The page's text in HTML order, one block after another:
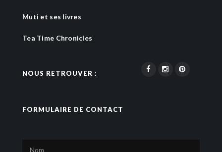
Muti et ses livres
Tea Time Chronicles
NOUS RETROUVER :
FORMULAIRE DE CONTACT